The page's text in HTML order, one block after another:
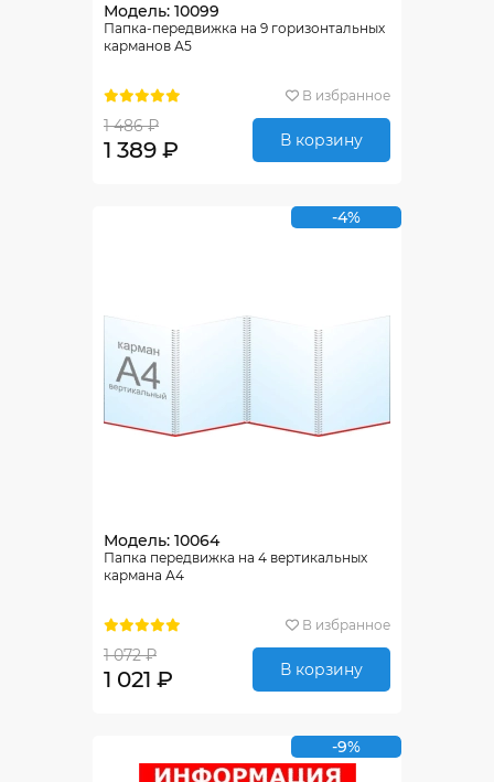
Модель: 10099
Папка-передвижка на 9 горизонтальных
карманов А5
В избранное
1 486 ₽
1 389 ₽ В корзину
-4%
Модель: 10064
Папка передвижка на 4 вертикальных
кармана А4
В избранное
1 072 ₽
1 021 ₽ В корзину
-9%